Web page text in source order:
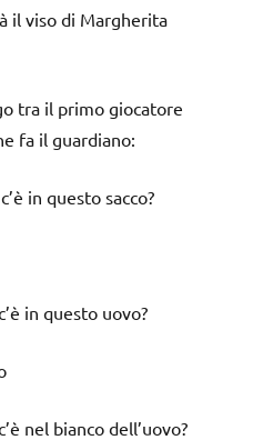
il viso di Margherita
tra il primo giocatore
fa il guardiano:
in questo sacco?
in questo uovo?
nel bianco dell’uovo?